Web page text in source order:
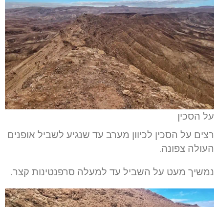
על הסכין
רצים על הסכין לכיוון מערב עד שנגיע לשביל אופנים
העולה צפונה.
נמשיך מעט על השביל עד למעלה סרפנטינות קצר.